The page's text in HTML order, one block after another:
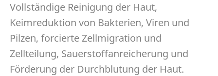
Vollständige Reinigung der Haut,
Keimreduktion von Bakterien, Viren und
Pilzen, forcierte Zellmigration und
Zellteilung, Sauerstoffanreicherung und
Förderung der Durchblutung der Haut.